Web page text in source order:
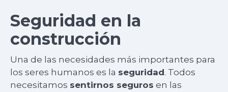
Seguridad en la
construcción
Una de las necesidades más importantes para
los seres humanos es la seguridad. Todos
necesitamos sentirnos seguros en las